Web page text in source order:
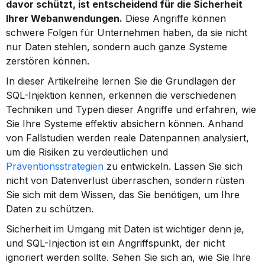
davor schützt, ist entscheidend für die Sicherheit
Ihrer Webanwendungen. Diese Angriffe können
schwere Folgen für Unternehmen haben, da sie nicht
nur Daten stehlen, sondern auch ganze Systeme
zerstören können.
In dieser Artikelreihe lernen Sie die Grundlagen der
SQL-Injektion kennen, erkennen die verschiedenen
Techniken und Typen dieser Angriffe und erfahren, wie
Sie Ihre Systeme effektiv absichern können. Anhand
von Fallstudien werden reale Datenpannen analysiert,
Präventionsstrategien zu entwickeln. Lassen Sie sich
nicht von Datenverlust überraschen, sondern rüsten
Sie sich mit dem Wissen, das Sie benötigen, um Ihre
Daten zu schützen.
Sicherheit im Umgang mit Daten ist wichtiger denn je,
und SQL-Injection ist ein Angriffspunkt, der nicht
ignoriert werden sollte. Sehen Sie sich an, wie Sie Ihre